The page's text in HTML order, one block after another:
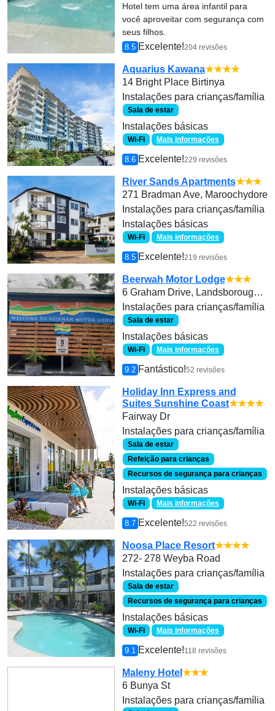
Hotel tem uma área infantil para
você aproveitar com segurança com
seus filhos.
8.5 Excelente!204 revisões
Aquarius Kawana★★★★
14 Bright Place Birtinya
Instalações para crianças/família
Sala de estar
Instalações básicas
Wi-Fi Mais informações
8.6 Excelente!229 revisões
River Sands Apartments★★★
271 Bradman Ave, Maroochydore
Instalações para crianças/família
Instalações básicas
Wi-Fi Mais informações
8.5 Excelente!219 revisões
Beerwah Motor Lodge★★★
6 Graham Drive, Landsborough, Queensland
Instalações para crianças/família
Sala de estar
Instalações básicas
Wi-Fi Mais informações
9.2 Fantástico!52 revisões
Holiday Inn Express and
Suites Sunshine Coast★★★★
Fairway Dr
Instalações para crianças/família
Sala de estar
Refeição para crianças
Recursos de segurança para crianças
Instalações básicas
Wi-Fi Mais informações
8.7 Excelente!522 revisões
Noosa Place Resort★★★★
272- 278 Weyba Road
Instalações para crianças/família
Sala de estar
Recursos de segurança para crianças
Instalações básicas
Wi-Fi Mais informações
9.1 Excelente!118 revisões
Maleny Hotel ★★★
6 Bunya St
Instalações para crianças/família